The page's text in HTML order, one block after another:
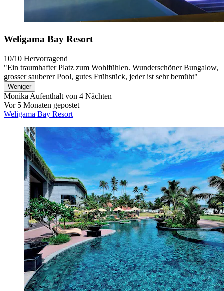
Weligama Bay Resort
10/10 Hervorragend
"Ein traumhafter Platz zum Wohlfühlen. Wunderschöner Bungalow,
grosser sauberer Pool, gutes Frühstück, jeder ist sehr bemüht"
Weniger
Monika Aufenthalt von 4 Nächten
Vor 5 Monaten gepostet
Weligama Bay Resort